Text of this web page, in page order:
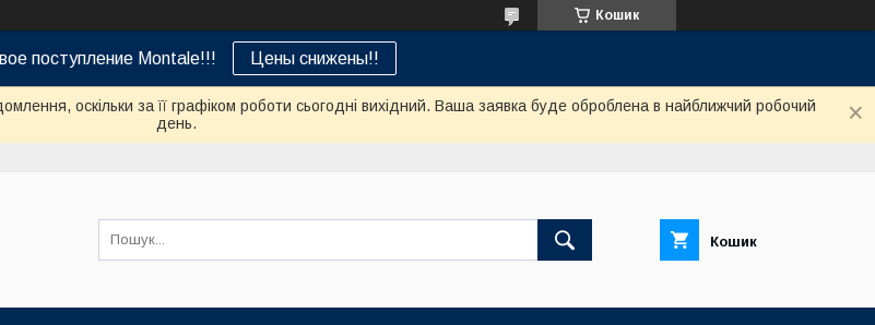
Кошик
поступление Montale!!! Цены снижены!!
оскільки за її графіком роботи сьогодні вихідний. Ваша заявка буде оброблена в найближчий робочий
день.
Кошик